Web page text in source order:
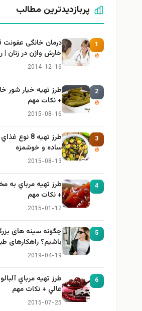
پربازدیدترین مطالب
1
درمان خانگی عفونت
خارش واژن در زنان |
ایمن و کاربردی
2014-12-16
2
+ نكات مهم
2015-08-16
3
طرز تهيه 8
ساده و خوشمزه
2015-08-13
4
طرز تهيه مرباي
+ نكات مهم
2015-01-12
5
چگونه سینه های
باشیم؟ راهکارهای
برای بزرگ کردن سینه
2019-04-19
6
طرز تهيه مرباي
عالي + نكات مهم
2015-07-25